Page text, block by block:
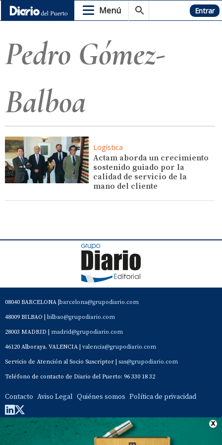
Menú Hemeroteca Entrar
Pedro Gómez-
Balboa
Logística
Actam aborda un crecimiento
sostenido guiado por la
calidad de servicio de la
mano del cliente
08040 BARCELONA | barcelona@grupodiario.com
48009 BILBAO | bilbao@grupodiario.com
28003 MADRID | madrid@grupodiario.com
46120 Alboraya. VALENCIA | valencia@grupodiario.com
Servicio de Atención al Socio Suscriptor | sas@grupodiario.com
Teléfono de contacto de Diario del Puerto: 96 330 18 32
Contacto Aviso Legal Quiénes somos Política de privacidad